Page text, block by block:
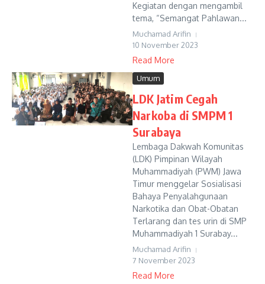
Kegiatan dengan mengambil
tema, “Semangat Pahlawan...
Muchamad Arifin
10 November 2023
Read More
Umum
LDK Jatim Cegah
Narkoba di SMPM 1
Surabaya
Lembaga Dakwah Komunitas
(LDK) Pimpinan Wilayah
Muhammadiyah (PWM) Jawa
Timur menggelar Sosialisasi
Bahaya Penyalahgunaan
Narkotika dan Obat-Obatan
Terlarang dan tes urin di SMP
Muhammadiyah 1 Surabay...
Muchamad Arifin
7 November 2023
Read More